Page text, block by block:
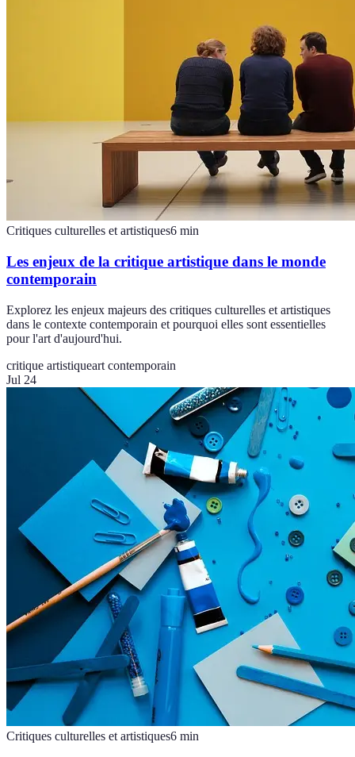
Critiques culturelles et artistiques6 min
Les enjeux de la critique artistique dans le monde
contemporain
Explorez les enjeux majeurs des critiques culturelles et artistiques
dans le contexte contemporain et pourquoi elles sont essentielles
pour l'art d'aujourd'hui.
critique artistiqueart contemporain
Jul 24
Critiques culturelles et artistiques6 min